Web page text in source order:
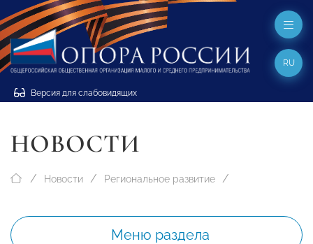
Версия для слабовидящих
RU
НОВОСТИ
Новости Региональное развитие
Меню раздела